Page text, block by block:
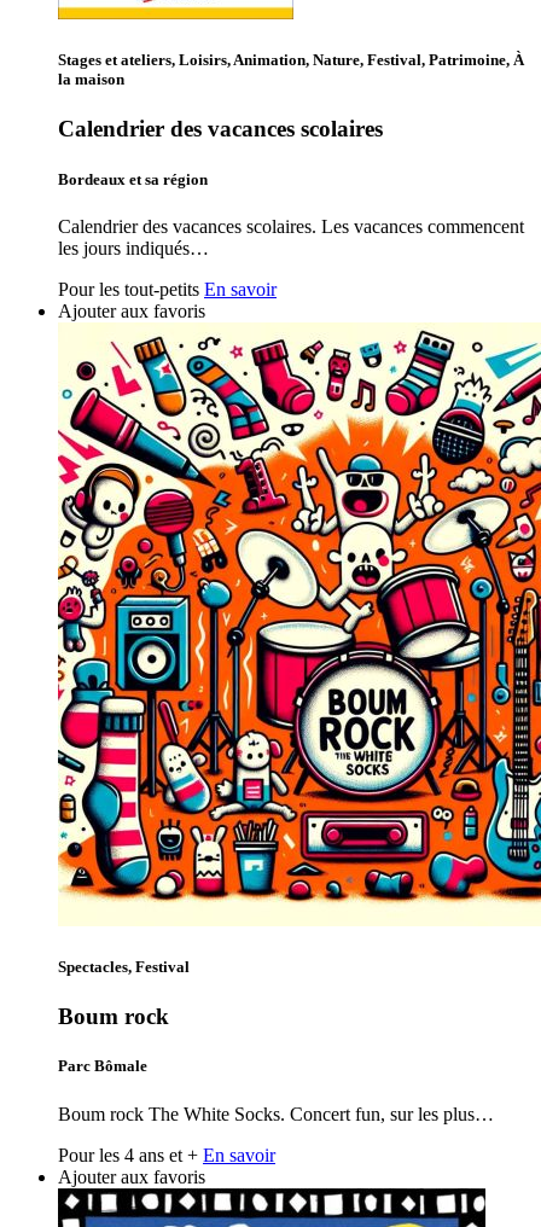
Stages et ateliers, Loisirs, Animation, Nature, Festival, Patrimoine, À
la maison
Calendrier des vacances scolaires
Bordeaux et sa région
Calendrier des vacances scolaires. Les vacances commencent
les jours indiqués…
Pour les tout-petits En savoir
Ajouter aux favoris
Spectacles, Festival
Boum rock
Parc Bômale
Boum rock The White Socks. Concert fun, sur les plus…
Pour les 4 ans et + En savoir
Ajouter aux favoris